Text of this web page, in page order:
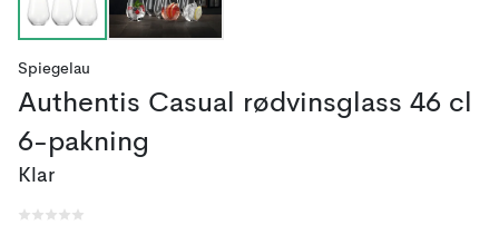
Spiegelau
Authentis Casual rødvinsglass 46 cl
6-pakning
Klar